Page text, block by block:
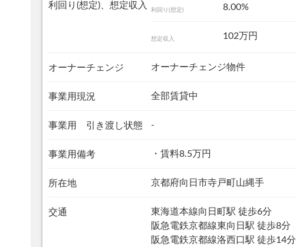
利回り(想定)、想定収入 利回り(想定) 8.00%
想定収入 102万円
オーナーチェンジ オーナーチェンジ物件
事業用現況 全部賃貸中
事業用 引き渡し状態 -
事業用備考 ・賃料8.5万円
所在地 京都府向日市寺戸町山縄手
交通
東海道本線向日町駅 徒歩6分
阪急電鉄京都線東向日駅 徒歩8分
阪急電鉄京都線洛西口駅 徒歩14分